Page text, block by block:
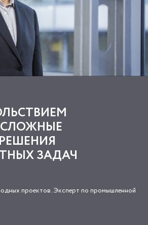
СЛОЖНЫЕ
ЗАДАЧ
проектов. Эксперт по промышленной